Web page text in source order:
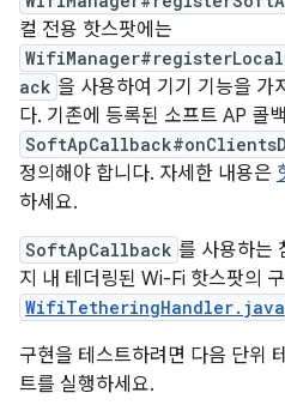
컬 전용 핫스팟에는
ack 을 사용하여 기기 기능을 가
다. 기존에 등록된 소프트 AP 콜
정의해야 합니다. 자세한 내용은
하세요.
SoftApCallback 를 사용하는
지 내 테더링된 Wi-Fi 핫스팟의
WifiTetheringHandler.java
구현을 테스트하려면 다음 단위
트를 실행하세요.